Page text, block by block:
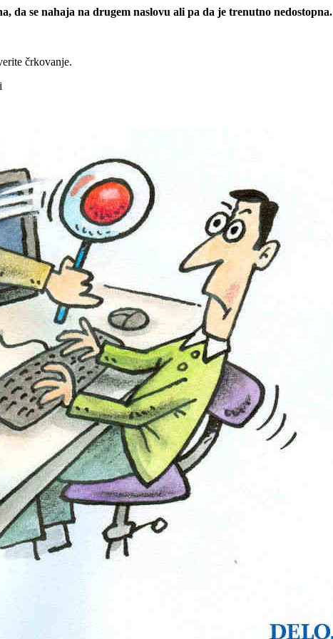
da se nahaja na drugem naslovu ali pa da je trenutno nedostopna.
črkovanje.